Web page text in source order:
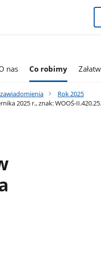
nas Co robimy
Rok 2025
2025 r., znak: WOOŚ-